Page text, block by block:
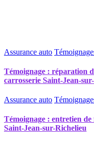
Assurance auto
Témoignage : réparation
carrosserie Saint-Jean-
Assurance auto
Témoignage : entretien
Saint-Jean-sur-Richelieu